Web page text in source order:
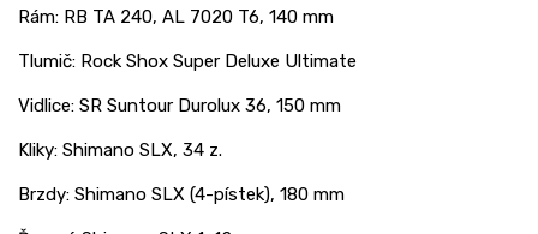
Rám: RB TA 240, AL 7020 T6, 140 mm
Tlumič: Rock Shox Super Deluxe Ultimate
Vidlice: SR Suntour Durolux 36, 150 mm
Kliky: Shimano SLX, 34 z.
Brzdy: Shimano SLX (4-pístek), 180 mm